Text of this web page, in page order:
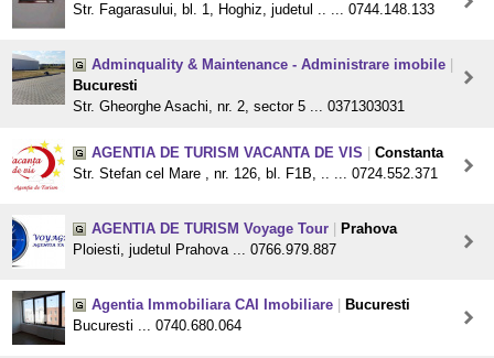
Str. Fagarasului, bl. 1, Hoghiz, judetul .. ... 0744.148.133
Adminquality & Maintenance - Administrare imobile
Bucuresti
Str. Gheorghe Asachi, nr. 2, sector 5 ... 0371303031
AGENTIA DE TURISM VACANTA DE VIS
Constanta
Str. Stefan cel Mare , nr. 126, bl. F1B, .. ... 0724.552.371
AGENTIA DE TURISM Voyage Tour
Prahova
Ploiesti, judetul Prahova ... 0766.979.887
Agentia Immobiliara CAI Imobiliare
Bucuresti
Bucuresti ... 0740.680.064